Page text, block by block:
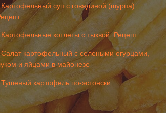
Картофельный суп с говядиной (шурпа).
Картофельные котлеты с тыквой. Рецепт
Салат картофельный с солеными огурцами,
и яйцами в майонезе
Тушеный картофель по-эстонски